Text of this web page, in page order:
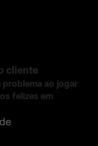
cliente
ao jogar
felizes em